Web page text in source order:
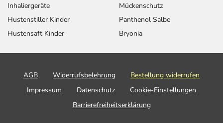
Inhaliergeräte
Hustenstiller Kinder
Hustensaft Kinder
Mückenschutz
Panthenol Salbe
Bryonia
AGB Widerrufsbelehrung
Bestellung widerrufen
Impressum
Datenschutz
Cookie-Einstellungen
Barrierefreiheitserklärung